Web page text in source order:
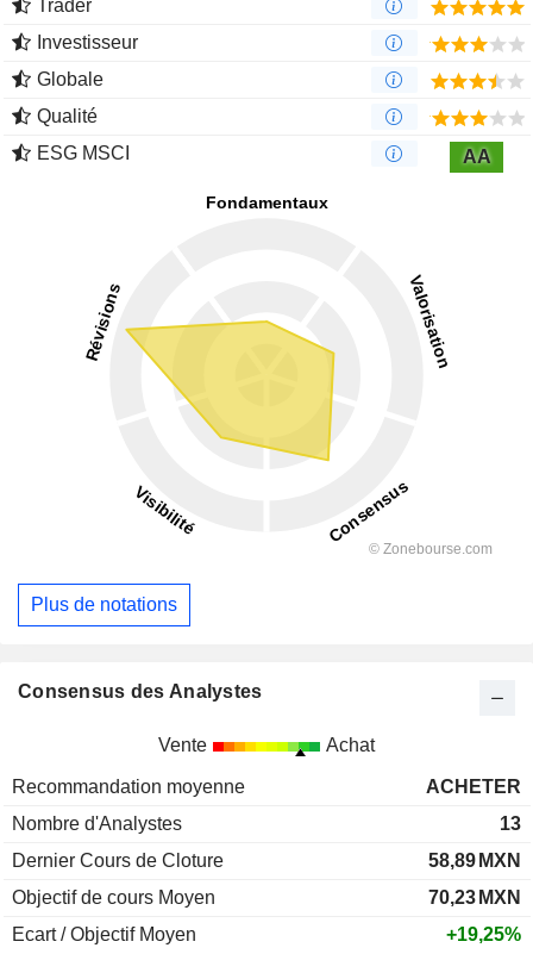
Trader
Investisseur
Globale
Qualité
ESG MSCI
AA
Plus de notations
Consensus des Analystes
Vente Achat
Recommandation moyenne
ACHETER
Nombre d'Analystes
13
Dernier Cours de Cloture
58,89 MXN
Objectif de cours Moyen
70,23 MXN
Ecart / Objectif Moyen
+19,25%